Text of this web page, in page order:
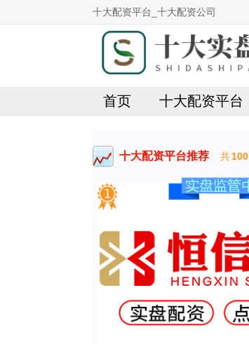
十大配资平台_十大配资公司
首页 十大配资平台
十大配资平台推荐 共100